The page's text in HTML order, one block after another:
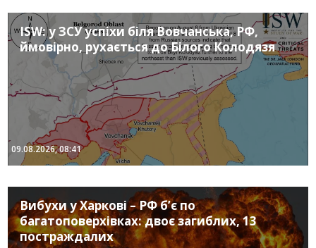
ISW: у ЗСУ успіхи біля Вовчанська, РФ,
ймовірно, рухається до Білого Колодязя
09.08.2026, 08:41
Вибухи у Харкові – РФ б’є по
багатоповерхівках: двоє загиблих, 13
постраждалих